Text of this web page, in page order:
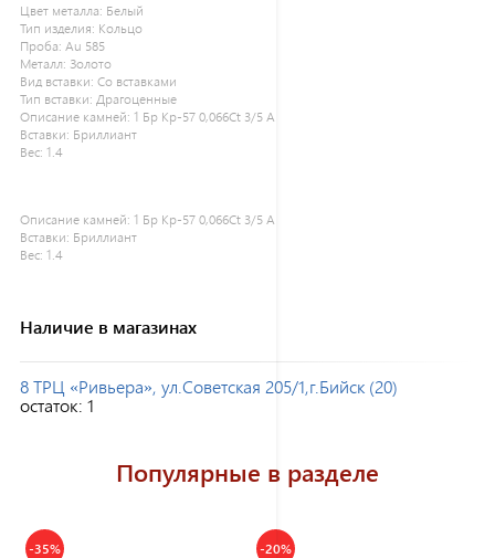
Цвет металла: Белый
Тип изделия: Кольцо
Проба: Au 585
Металл: Золото
Вид вставки: Со вставками
Тип вставки: Драгоценные
Описание камней: 1 Бр Кр-57 0,066Ct 3/5 А
Вставки: Бриллиант
Вес: 1.4
Описание камней: 1 Бр Кр-57 0,066Ct 3/5 А
Вставки: Бриллиант
Вес: 1.4
Наличие в магазинах
8 ТРЦ «Ривьера», ул.Советская 205/1,г.Бийск (20)
остаток: 1
Популярные в разделе
-35% -20%